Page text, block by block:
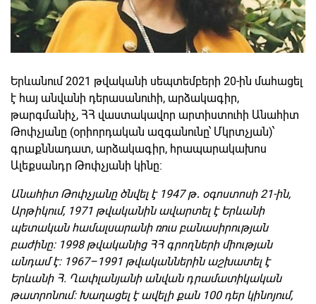
Երևանում 2021 թվականի սեպտեմբերի 20-ին մահացել
է հայ անվանի դերասանուհի, արձակագիր,
թարգմանիչ, ՀՀ վաստակավոր արտիստուհի Անահիտ
Թոփչյանը (օրիորդական ազգանունը՝ Մկրտչյան)՝
գրաքննադատ, արձակագիր, հրապարակախոս
Ալեքսանդր Թոփչյանի կինը։
Անահիտ Թոփչյանը ծնվել է 1947 թ․ օգոստոսի 21-ին,
Արթիկում, 1971 թվականին ավարտել է Երևանի
պետական համալսարանի ռուս բանասիրության
բաժինը։ 1998 թվականից ՀՀ գրողների միության
անդամ է։ 1967–1991 թվականներին աշխատել է
Երևանի Հ. Ղափլանյանի անվան դրամատիկական
թատրոնում։ Խաղացել է ավելի քան 100 դեր կինոյում,